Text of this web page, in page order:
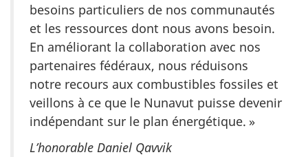
besoins particuliers de nos communautés
et les ressources dont nous avons besoin.
En améliorant la collaboration avec nos
partenaires fédéraux, nous réduisons
notre recours aux combustibles fossiles et
veillons à ce que le Nunavut puisse devenir
indépendant sur le plan énergétique. »
L’honorable Daniel Qavvik